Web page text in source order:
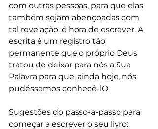
com outras pessoas, para que elas
também sejam abençoadas com
tal revelação, é hora de escrever. A
escrita é um registro tão
permanente que o próprio Deus
tratou de deixar para nós a Sua
Palavra para que, ainda hoje, nós
pudéssemos conhecê-lO.
Sugestões do passo-a-passo para
começar a escrever o seu livro: